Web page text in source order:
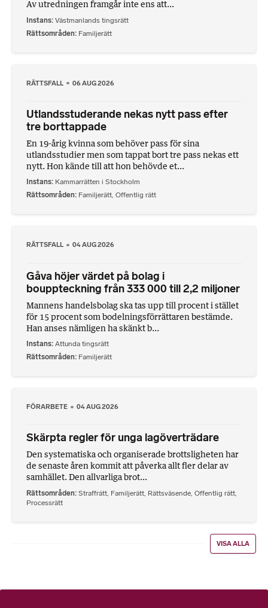
Av utredningen framgår inte ens att...
Instans Västmanlands tingsrätt
Rättsområden Familjerätt
RÄTTSFALL 06 AUG 2026
Utlandsstuderande nekas nytt pass efter
tre borttappade
En 19-årig kvinna som behöver pass för sina
utlandsstudier men som tappat bort tre pass nekas ett
nytt. Hon kände till att hon behövde et...
Instans Kammarrätten i Stockholm
Rättsområden Familjerätt, Offentlig rätt
RÄTTSFALL 04 AUG 2026
Gåva höjer värdet på bolag i
bouppteckning från 333 000 till 2,2 miljoner
Mannens handelsbolag ska tas upp till procent i stället
för 15 procent som bodelningsförrättaren bestämde.
Han anses nämligen ha skänkt b...
Instans Attunda tingsrätt
Rättsområden Familjerätt
FÖRARBETE 04 AUG 2026
Skärpta regler för unga lagöverträdare
Den systematiska och organiserade brottsligheten har
de senaste åren kommit att påverka allt fler delar av
samhället. Den allvarliga brot...
Rättsområden Straffrätt, Familjerätt, Rättsväsende, Offentlig rätt,
Processrätt
VISA ALLA